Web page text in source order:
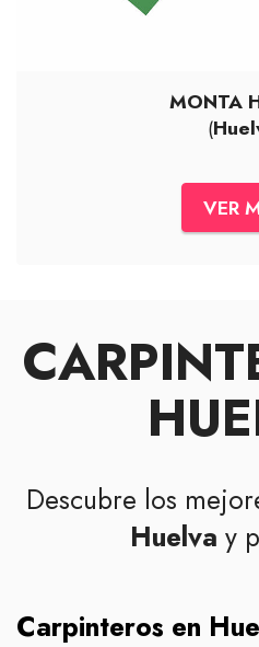
MONTA
(
VER
Descubre los
Huelva y
Carpinteros en